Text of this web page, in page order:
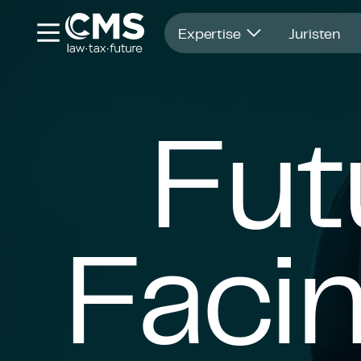
Expertise Juristen
Opent in nieuw venster